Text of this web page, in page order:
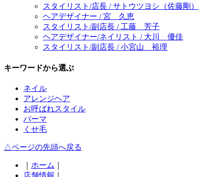
スタイリスト/店長 / サトウツヨシ（佐藤剛）
ヘアデザイナー / 宮 久恵
スタイリスト/副店長 / 工藤 芳子
ヘアデザイナー/ネイリスト / 大川 優佳
スタイリスト/副店長 / 小宮山 裕理
キーワードから選ぶ
ネイル
アレンジヘア
お呼ばれスタイル
パーマ
くせ毛
△ページの先頭へ戻る
ホーム
店舗情報